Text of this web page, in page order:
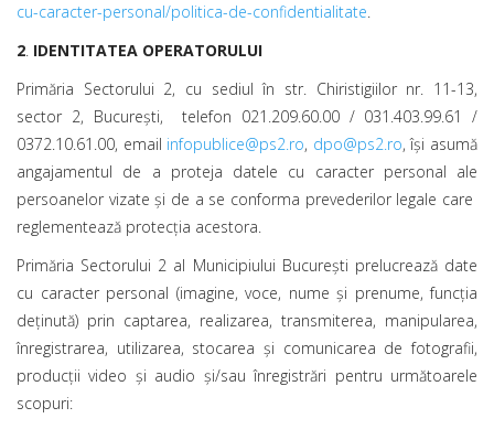
cu-caracter-personal/politica-de-confidentialitate.
2. IDENTITATEA OPERATORULUI
Primăria Sectorului 2, cu sediul în str. Chiristigiilor nr. 11-13,
sector 2, București, telefon 021.209.60.00 / 031.403.99.61 /
0372.10.61.00, email infopublice@ps2.ro, dpo@ps2.ro, își asumă
angajamentul de a proteja datele cu caracter personal ale
persoanelor vizate și de a se conforma prevederilor legale care
reglementează protecția acestora.
Primăria Sectorului 2 al Municipiului Bucureşti prelucrează date
cu caracter personal (imagine, voce, nume şi prenume, funcţia
deţinută) prin captarea, realizarea, transmiterea, manipularea,
înregistrarea, utilizarea, stocarea şi comunicarea de fotografii,
producţii video şi audio şi/sau înregistrări pentru următoarele
scopuri: